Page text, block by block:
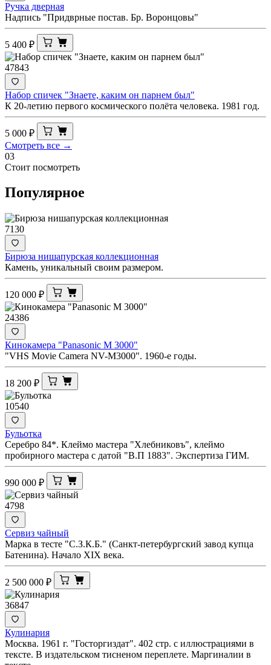
Ручка дверная
Надпись "Придврные постав. Бр. Воронцовы"
5 400 ₽
47843
Набор спичек "Знаете, каким он парнем был"
К 20-летию первого космического полёта человека. 1981 год.
5 000 ₽
Смотреть все →
03
Стоит посмотреть
Популярное
7130
Бирюза нишапурская коллекционная
Камень, уникальный своим размером.
120 000 ₽
24386
Кинокамера "Panasonic M 3000"
"VHS Movie Camera NV-M3000". 1960-е годы.
18 200 ₽
10540
Бульотка
Серебро 84*. Клеймо мастера "Хлебниковъ", клеймо
пробирного мастера с датой "В.П 1883". Экспертиза ГИМ.
990 000 ₽
4798
Сервиз чайный
Марка в тесте "С.З.К.Б." (Санкт-петербургский завод купца
Батенина). Начало XIX века.
2 500 000 ₽
36847
Кулинария
Москва. 1961 г. "Госторгиздат". 402 стр. с иллюстрациями в
тексте. В издательском тисненом переплете. Маргиналии в